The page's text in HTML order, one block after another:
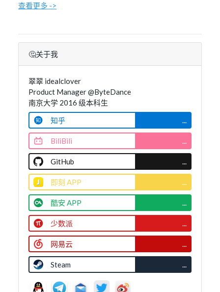
查看更多 ->
🤔关于我
翠翠 idealclover
Product Manager @ByteDance
南京大学 2016 级本科生
知乎
...
BiliBili ...
GitHub ...
即刻 APP ...
酷安 APP ...
少数派 ...
网易云 ...
Steam ...